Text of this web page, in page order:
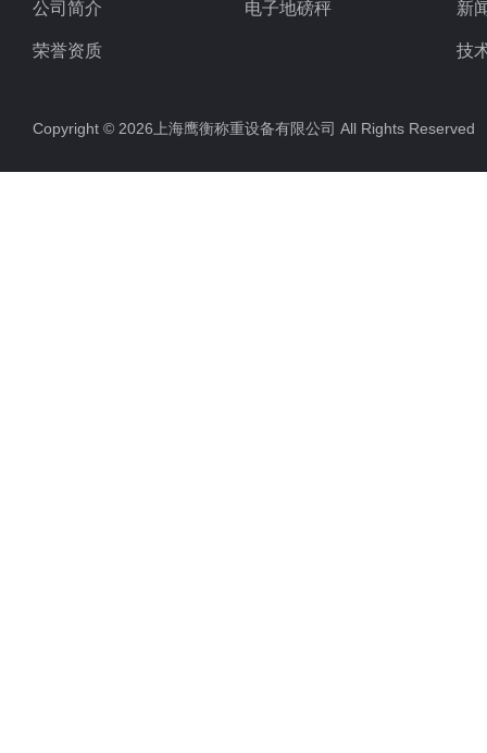
公司简介
荣誉资质
电子地磅秤 新
技
Copyright © 2026上海鹰衡称重设备有限公司 All Rights